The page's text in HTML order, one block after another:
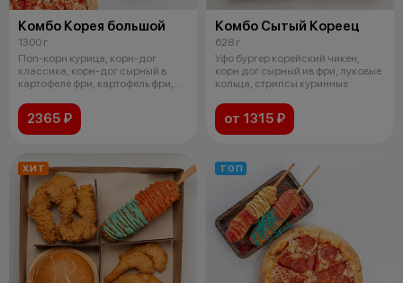
Комбо Корея большой
1300 г
Поп-корн курица, корн-дог
классика, корн-дог сырный в
картофеле фри, картофель фри,
2365 ₽
Комбо Сытый Кореец
628 г
Уфо бургер корейский чикен,
корн дог сырный ив фри, луковые
кольца, стрипсы куринные
от 1315 ₽
ХИТ ТОП